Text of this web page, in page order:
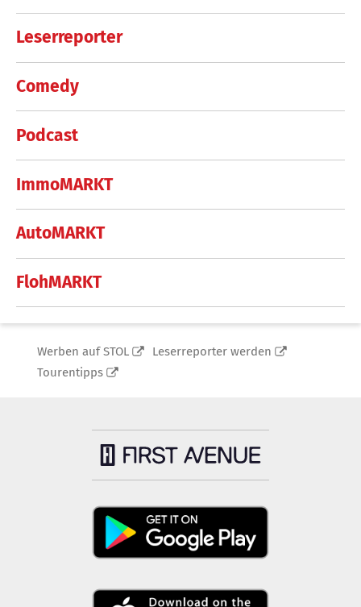
Leserreporter
Comedy
Podcast
ImmoMARKT
AutoMARKT
FlohMARKT
Werben auf STOL
Leserreporter werden
Tourentipps